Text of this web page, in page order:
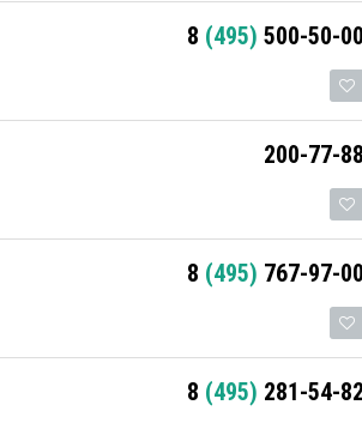
8 (495) 500-50-00
200-77-88
8 (495) 767-97-00
8 (495) 281-54-82